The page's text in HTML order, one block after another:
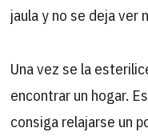
jaula y no se deja ver
Una vez se la
encontrar un hogar.
consiga relajarse un